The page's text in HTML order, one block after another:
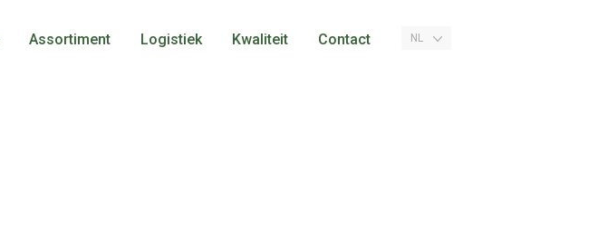
Assortiment Logistiek
Kwaliteit
Contact
NL